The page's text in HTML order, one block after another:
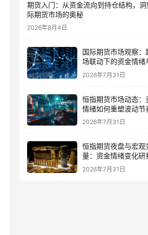
期货入门：从资金流向到持仓结构，洞
际期货市场的奥秘
2026年8月4日
国际期货市场观察：
场联动下的资金情绪
置思路
2026年7月31日
恒指期货市场动态：
情绪如何重塑波动节
交易策略
2026年7月31日
恒指期货夜盘与宏观
量：资金情绪变化研
2026年7月31日